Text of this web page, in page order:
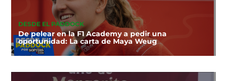
DESDE EL PADDOCK
De pelear en la F1 Academy a pedir una
oportunidad: La carta de Maya Weug